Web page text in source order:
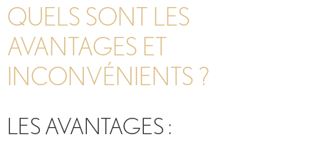
QUELS SONT LES
AVANTAGES ET
INCONVÉNIENTS ?
LES AVANTAGES :